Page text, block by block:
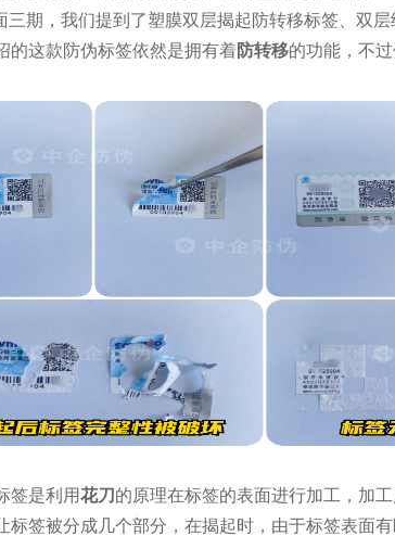
三期，我们提到了塑膜双层揭起防转移标签、双
的这款防伪标签依然是拥有着防转移的功能，不
签是利用花刀 的原理在标签的表面进行加工，加
标签被分成几个部分，在揭起时，由于标签表面